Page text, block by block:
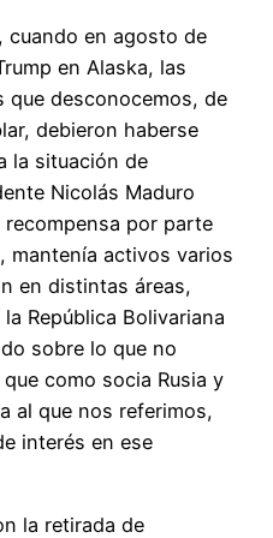
cuando en agosto de
en Alaska, las
que desconocemos, de
debieron haberse
la situación de
Nicolás Maduro
recompensa por parte
mantenía activos varios
en distintas áreas,
República Bolivariana
sobre lo que no
como socia Rusia y
al que nos referimos,
interés en ese
la retirada de